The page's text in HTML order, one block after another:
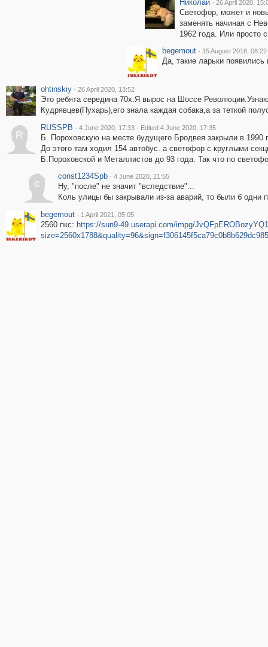
Николай · 26 April 2020,
Светофор, может и
заменять начиная с
1962 года. Или просто
begemout · 15 August 2018, 08:22
Да, такие ларьки появились
ohtinskiy · 26 April 2020, 13:52
Это ребята середина 70х.Я вырос на Шоссе
Кудрявцев(Пухарь),его знала каждая собака,а за теткой
R
RUSSPB · 4 June 2020, 17:33 · Edited 4 June 2020, 17:35
Б. Пороховскую на месте будущего Бродвея закрыли в 1990
До этого там ходил 154 автобус. а светофор с круглыми
Б.Пороховской и Металлистов до 93 года. Так что по
c
const1234Spb · 4 June 2020, 21:55
Ну, "после" не значит "вследствие"...
Коль улицы бы закрывали из-за аварий, то были б одни
begemout · 1 April 2021, 05:05
2560 пкс: https://sun9-49.userapi.com/impg/